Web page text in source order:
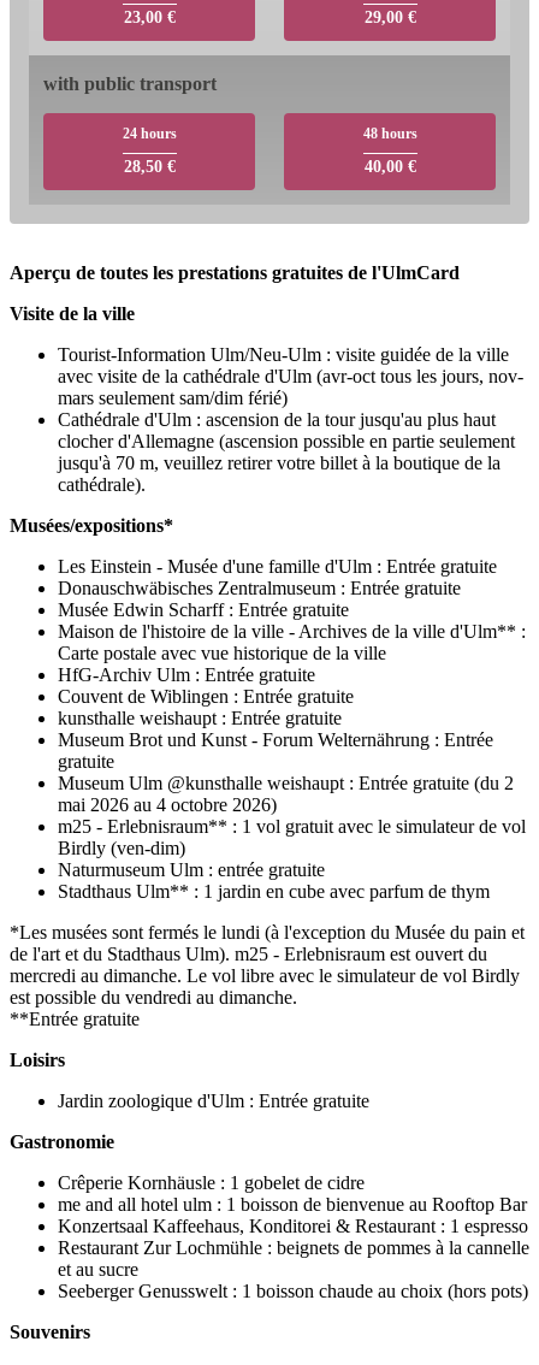
23,00 € 29,00 €
with public transport
24 hours
28,50 €
48 hours
40,00 €
Aperçu de toutes les prestations gratuites de l'UlmCard
Visite de la ville
Tourist-Information Ulm/Neu-Ulm : visite guidée de la ville
avec visite de la cathédrale d'Ulm (avr-oct tous les jours, nov-
mars seulement sam/dim férié)
Cathédrale d'Ulm : ascension de la tour jusqu'au plus haut
clocher d'Allemagne (ascension possible en partie seulement
jusqu'à 70 m, veuillez retirer votre billet à la boutique de la
cathédrale).
Musées/expositions*
Les Einstein - Musée d'une famille d'Ulm : Entrée gratuite
Donauschwäbisches Zentralmuseum : Entrée gratuite
Musée Edwin Scharff : Entrée gratuite
Maison de l'histoire de la ville - Archives de la ville d'Ulm** :
Carte postale avec vue historique de la ville
HfG-Archiv Ulm : Entrée gratuite
Couvent de Wiblingen : Entrée gratuite
kunsthalle weishaupt : Entrée gratuite
Museum Brot und Kunst - Forum Welternährung : Entrée
gratuite
Museum Ulm @kunsthalle weishaupt : Entrée gratuite (du 2
mai 2026 au 4 octobre 2026)
m25 - Erlebnisraum** : 1 vol gratuit avec le simulateur de vol
Birdly (ven-dim)
Naturmuseum Ulm : entrée gratuite
Stadthaus Ulm** : 1 jardin en cube avec parfum de thym
*Les musées sont fermés le lundi (à l'exception du Musée du pain et
de l'art et du Stadthaus Ulm). m25 - Erlebnisraum est ouvert du
mercredi au dimanche. Le vol libre avec le simulateur de vol Birdly
est possible du vendredi au dimanche.
**Entrée gratuite
Loisirs
Jardin zoologique d'Ulm : Entrée gratuite
Gastronomie
Crêperie Kornhäusle : 1 gobelet de cidre
me and all hotel ulm : 1 boisson de bienvenue au Rooftop Bar
Konzertsaal Kaffeehaus, Konditorei & Restaurant : 1 espresso
Restaurant Zur Lochmühle : beignets de pommes à la cannelle
et au sucre
Seeberger Genusswelt : 1 boisson chaude au choix (hors pots)
Souvenirs